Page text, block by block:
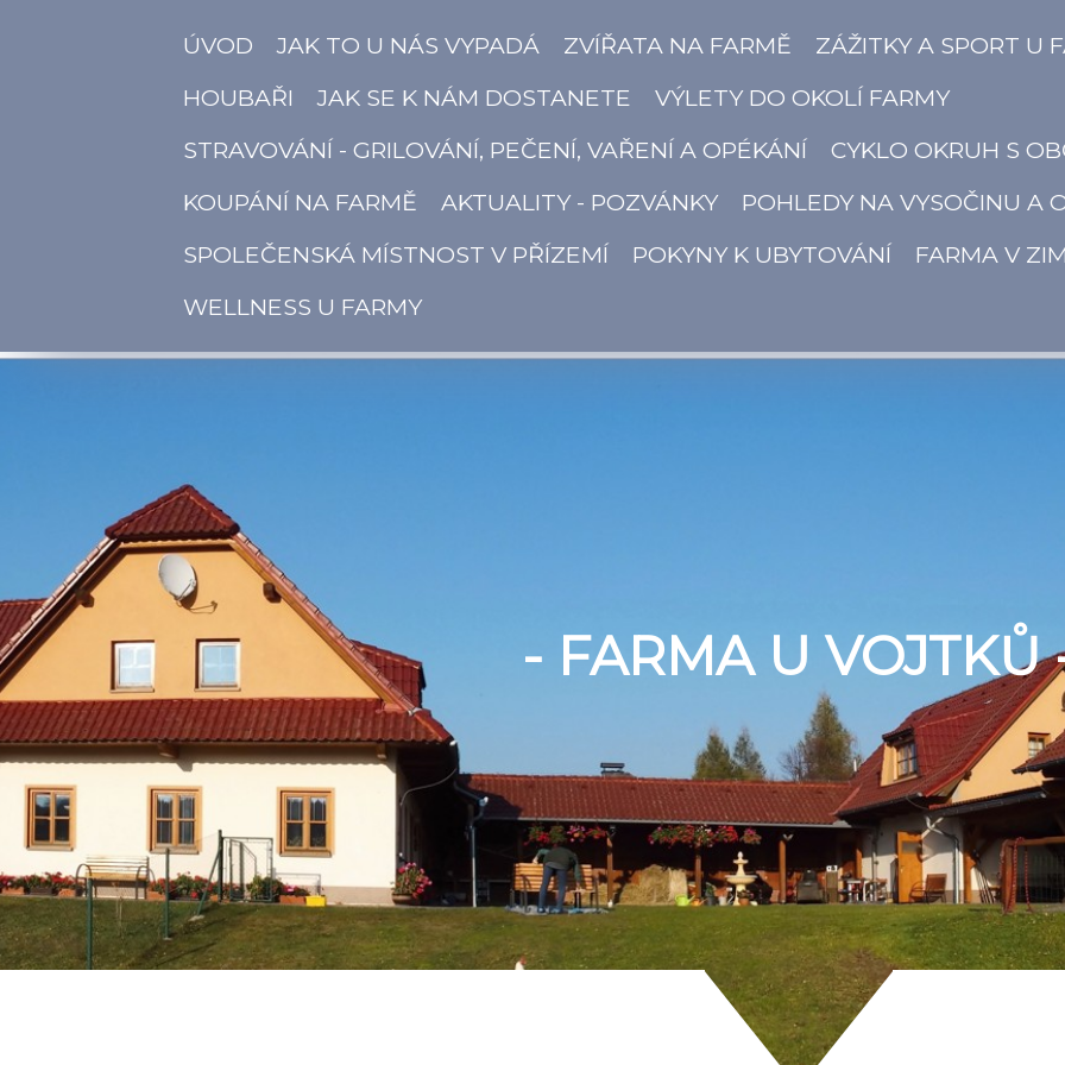
ÚVOD JAK TO U NÁS VYPADÁ ZVÍŘATA NA FARMĚ
ZÁŽITKY A SPORT U
HOUBAŘI
JAK SE K NÁM DOSTANETE
VÝLETY DO OKOLÍ FARMY
STRAVOVÁNÍ - GRILOVÁNÍ, PEČENÍ, VAŘENÍ A OPÉKÁNÍ
CYKLO OKRUH S
KOUPÁNÍ NA FARMĚ
AKTUALITY - POZVÁNKY
POHLEDY NA VYSOČINU A
SPOLEČENSKÁ MÍSTNOST V PŘÍZEMÍ
POKYNY K UBYTOVÁNÍ
FARMA V
WELLNESS U FARMY
- FARMA U VOJTKŮ